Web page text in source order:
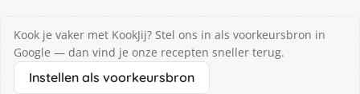
Kook je vaker met KookJij? Stel ons in als voorkeursbron in
Google — dan vind je onze recepten sneller terug.
Instellen als voorkeursbron